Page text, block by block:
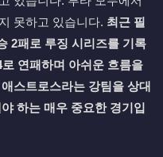
못하고 있습니다. 최근 필
2패로 루징 시리즈를 기록
연패하며 아쉬운 흐름을
스트로스라는 강팀을 상대
하는 매우 중요한 경기입